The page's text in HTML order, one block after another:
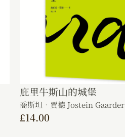
庇里牛斯山的城堡
喬斯坦．賈德 Jostein Gaarder
£14.00